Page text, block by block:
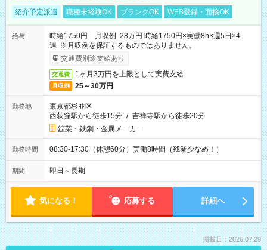
紹介予定派遣 職種未経験OK ブランクOK WEB登録・面接OK
給与
時給1750円 月収例 28万円 時給1750円×実働8h×週5日×4
週 ※月収例を保証するものではありません。
交通費別途支給あり
交通費 1ヶ月3万円を上限として実費支給
月収例 25～30万円
勤務地
東京都杉並区
西荻窪駅から徒歩15分 / 吉祥寺駅から徒歩20分
鉱業・鉄鋼・金属メ－カ－
勤務時間 08:30-17:30（休憩60分）実働8時間（残業少なめ！）
期間 即日～長期
気になる！ 応募する 詳細へ
掲載日：2026.07.29